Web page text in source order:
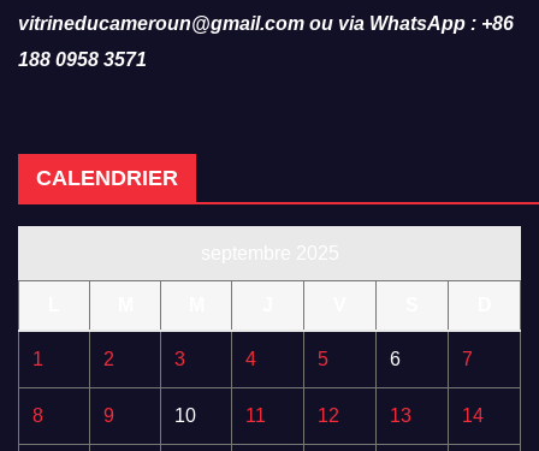
vitrineducameroun@gmail.com ou via WhatsApp : +86
188 0958 3571
CALENDRIER
1 2 3 4 5 6 7
8 9 10 11 12 13 14